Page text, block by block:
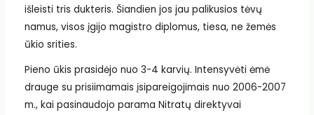
išleisti tris dukteris. Šiandien jos jau palikusios tėvų
namus, visos įgijo magistro diplomus, tiesa, ne žemės
ūkio srities.
Pieno ūkis prasidėjo nuo 3-4 karvių. Intensyvėti ėmė
drauge su prisiimamais įsipareigojimais nuo 2006-2007
m., kai pasinaudojo parama Nitratų direktyvai